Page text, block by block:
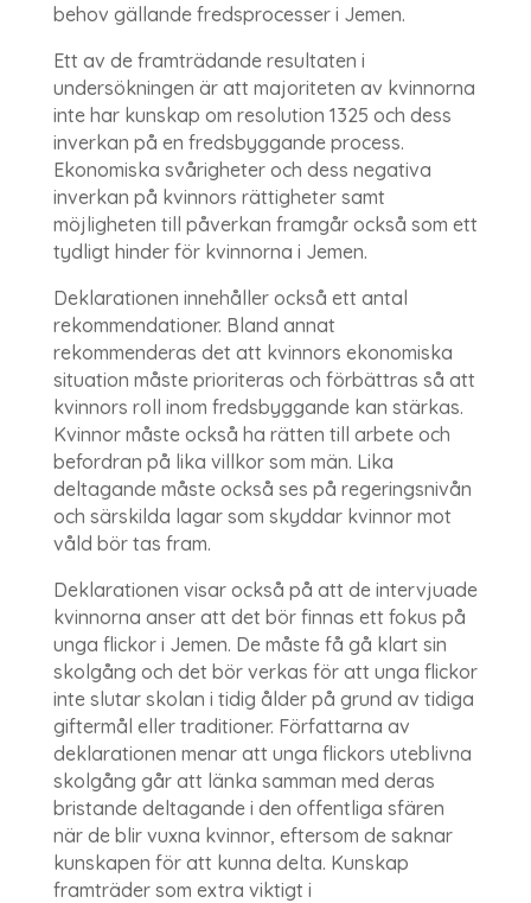
behov gällande fredsprocesser i Jemen.
Ett av de framträdande resultaten i
undersökningen är att majoriteten av kvinnorna
inte har kunskap om resolution 1325 och dess
inverkan på en fredsbyggande process.
Ekonomiska svårigheter och dess negativa
inverkan på kvinnors rättigheter samt
möjligheten till påverkan framgår också som ett
tydligt hinder för kvinnorna i Jemen.
Deklarationen innehåller också ett antal
rekommendationer. Bland annat
rekommenderas det att kvinnors ekonomiska
situation måste prioriteras och förbättras så att
kvinnors roll inom fredsbyggande kan stärkas.
Kvinnor måste också ha rätten till arbete och
befordran på lika villkor som män. Lika
deltagande måste också ses på regeringsnivån
och särskilda lagar som skyddar kvinnor mot
våld bör tas fram.
Deklarationen visar också på att de intervjuade
kvinnorna anser att det bör finnas ett fokus på
unga flickor i Jemen. De måste få gå klart sin
skolgång och det bör verkas för att unga flickor
inte slutar skolan i tidig ålder på grund av tidiga
giftermål eller traditioner. Författarna av
deklarationen menar att unga flickors uteblivna
skolgång går att länka samman med deras
bristande deltagande i den offentliga sfären
när de blir vuxna kvinnor, eftersom de saknar
kunskapen för att kunna delta. Kunskap
framträder som extra viktigt i